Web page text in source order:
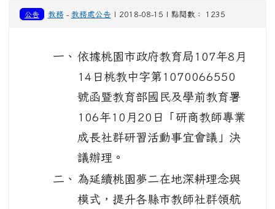
公告 教務- 教務處公告 | 2018-08-15 | 點閱數： 1235
一、 依據桃園市政府教育局107年8月
14日桃教中字第1070066550
號函暨教育部國民及學前教育署
106年10月20日「研商教師專業
成長社群研習活動事宜會議」決
議辦理。
二、 為延續桃園夢二在地深耕理念與
模式，提升各縣市教師社群領航